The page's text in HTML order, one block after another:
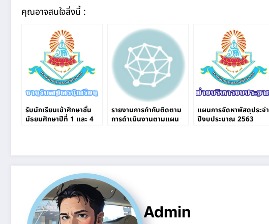
คุณอาจสนใจสิ่งนี้ :
รับนักเรียนเข้าศึกษาชั้น
มัธยมศึกษาปีที่ 1 และ 4
รายงานการกำกับติดตาม
การดำเนินงานตามแผน
แผนการจัดหาพัสดุประจํา
ปีงบประมาณ 2563
Admin